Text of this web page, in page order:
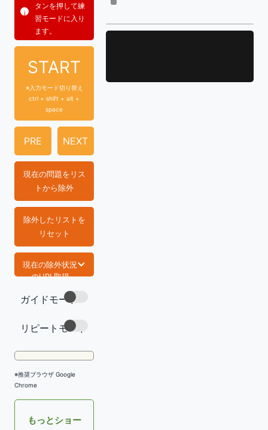
タンを押して練
習モードに入り
ます。
START
※入力モード切り替え
ctrl + shift + alt +
space
PRE NEXT
現在の問題をリス
トから除外
除外したリストを
リセット
現在の除外状況
のURL取得
https://com
m/tech/vim-
chat-gpt/
コピー
ガイドモード
リピートモード
※推奨ブラウザ Google
Chrome
もっとショー